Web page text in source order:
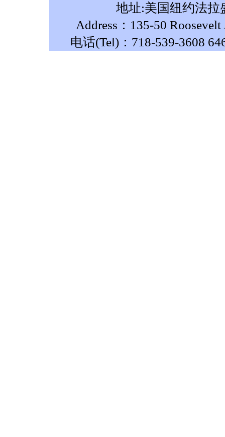
地址:美国纽约法拉
Address：135-50
电话(Tel)：718-539-3608